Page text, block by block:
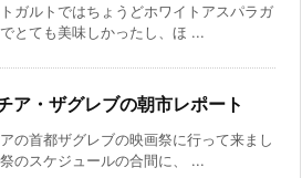
ガルトではちょうどホワイトアスパラガ
とても美味しかったし、ほ ...
ア・ザグレブの朝市レポート
の首都ザグレブの映画祭に行って来まし
のスケジュールの合間に、 ...